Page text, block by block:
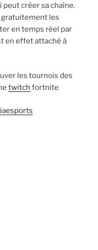
peut créer sa chaîne.
les
en temps réel par
en effet attaché à
les tournois des
twitch fortnite